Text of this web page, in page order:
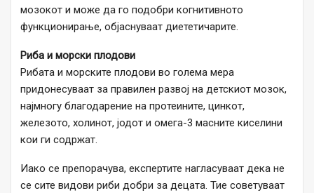
мозокот и може да го подобри когнитивното
функционирање, објаснуваат диететичарите.
Риба и морски плодови
Рибата и морските плодови во голема мера
придонесуваат за правилен развој на детскиот мозок,
најмногу благодарение на протеините, цинкот,
железото, холинот, јодот и омега-3 масните киселини
кои ги содржат.
Иако се препорачува, експертите нагласуваат дека не
се сите видови риби добри за децата. Тие советуваат